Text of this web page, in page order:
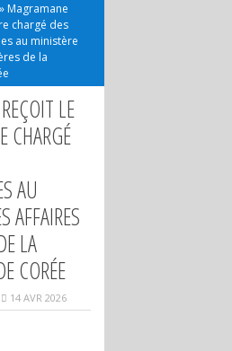
» Magramane
chargé des
au ministère
de la
LE
CHARGÉ
AU
AFFAIRES
LA
CORÉE
14 AVR 2026